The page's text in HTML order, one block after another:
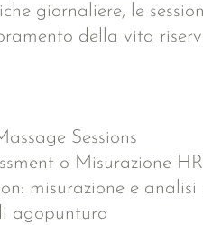
giornaliere, le
della vita
Sessions
o Misurazione
misurazione e
agopuntura